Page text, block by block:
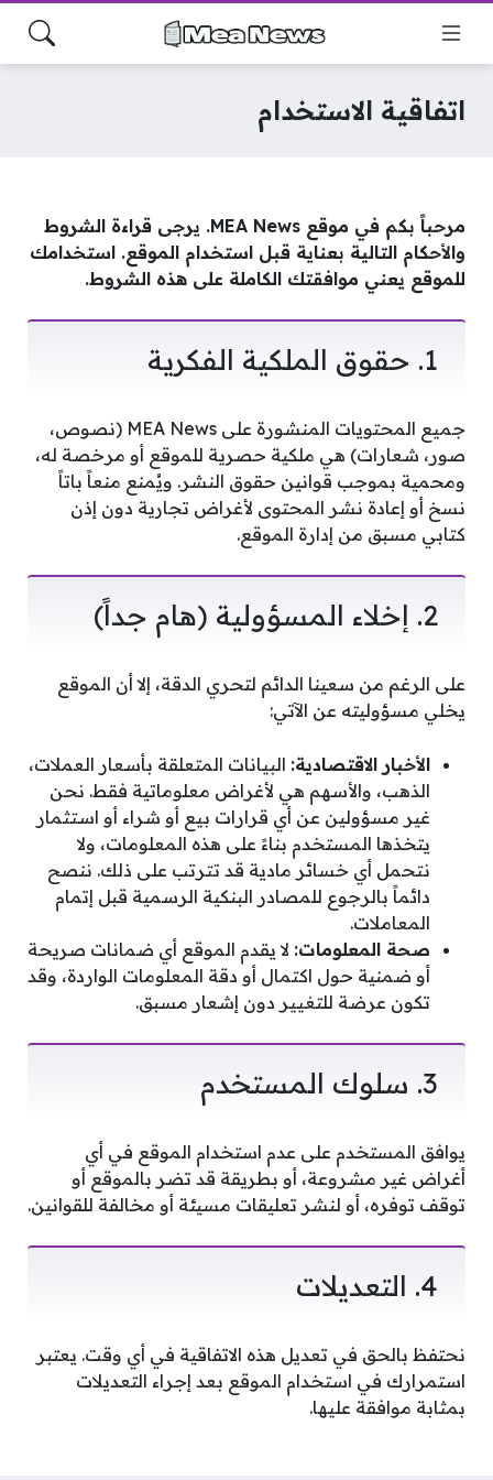
اتفاقية الاستخدام
مرحباً بكم في موقع MEA News. يرجى قراءة الشروط
والأحكام التالية بعناية قبل استخدام الموقع. استخدامك
للموقع يعني موافقتك الكاملة على هذه الشروط.
1. حقوق الملكية الفكرية
جميع المحتويات المنشورة على MEA News (نصوص،
صور، شعارات) هي ملكية حصرية للموقع أو مرخصة له،
ومحمية بموجب قوانين حقوق النشر. ويُمنع منعاً باتاً
نسخ أو إعادة نشر المحتوى لأغراض تجارية دون إذن
كتابي مسبق من إدارة الموقع.
2. إخلاء المسؤولية (هام جداً)
على الرغم من سعينا الدائم لتحري الدقة، إلا أن الموقع
يخلي مسؤوليته عن الآتي:
الأخبار الاقتصادية: البيانات المتعلقة بأسعار العملات،
الذهب، والأسهم هي لأغراض معلوماتية فقط. نحن
غير مسؤولين عن أي قرارات بيع أو شراء أو استثمار
يتخذها المستخدم بناءً على هذه المعلومات، ولا
نتحمل أي خسائر مادية قد تترتب على ذلك. ننصح
دائماً بالرجوع للمصادر البنكية الرسمية قبل إتمام
المعاملات.
صحة المعلومات: لا يقدم الموقع أي ضمانات صريحة
أو ضمنية حول اكتمال أو دقة المعلومات الواردة، وقد
تكون عرضة للتغيير دون إشعار مسبق.
3. سلوك المستخدم
يوافق المستخدم على عدم استخدام الموقع في أي
أغراض غير مشروعة، أو بطريقة قد تضر بالموقع أو
توقف توفره، أو لنشر تعليقات مسيئة أو مخالفة للقوانين.
4. التعديلات
نحتفظ بالحق في تعديل هذه الاتفاقية في أي وقت. يعتبر
استمرارك في استخدام الموقع بعد إجراء التعديلات
بمثابة موافقة عليها.